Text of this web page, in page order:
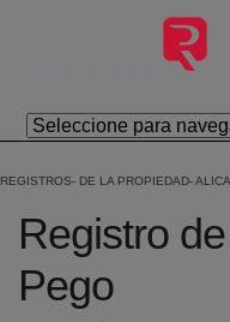
Salta al contingut principal
REGISTROS DE LA PROPIEDAD
Registro
Pego